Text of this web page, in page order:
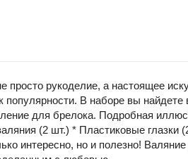
рукоделие, а настоящее
В наборе вы найдете
для брелока. Подробная
(2 шт.) * Пластиковые
интересно, но и полезно!